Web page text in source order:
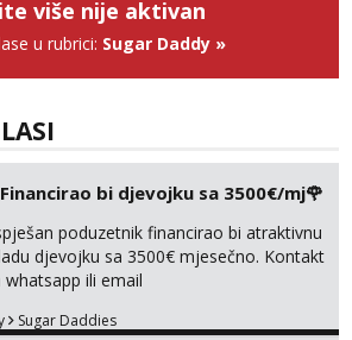
- mob:1,12€ min
tvoj poziv!
677-677
- Kod: #142
- mob:1,12€ min
više nije aktivan
u rubrici: Sugar Daddy »
bi djevojku sa 3500€/mj🌹
poduzetnik financirao bi atraktivnu
djevojku sa 3500€ mjesečno. Kontakt
whatsapp ili email
Sugar Daddies